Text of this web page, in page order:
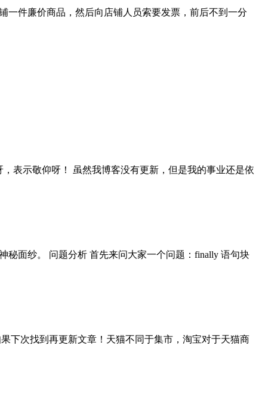
一件廉价商品，然后向店铺人员索要发票，前后不到一分
表示敬仰呀！ 虽然我博客没有更新，但是我的事业还是依
秘面纱。 问题分析 首先来问大家一个问题：finally 语句块
下次找到再更新文章！天猫不同于集市，淘宝对于天猫商